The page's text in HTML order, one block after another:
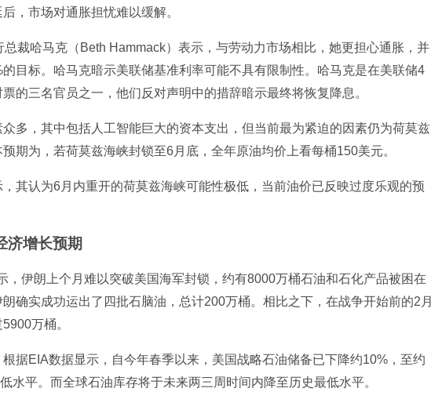
，市场对通胀担忧难以缓解。
裁哈马克（Beth Hammack）表示，与劳动力市场相比，她更担心通胀，并
目标。哈马克暗示美联储基准利率可能不具有限制性。哈马克是在美联储4
的三名官员之一，他们反对声明中的措辞暗示最终将恢复降息。
多，其中包括人工智能巨大的资本支出，但当前最为紧迫的因素仍为荷莫兹
期为，若荷莫兹海峡封锁至6月底，全年原油均价上看每桶150美元。
其认为6月内重开的荷莫兹海峡可能性极低，当前油价已反映过度乐观的预
济增长预期
，伊朗上个月难以突破美国海军封锁，约有8000万桶石油和石化产品被困在
确实成功运出了四批石脑油，总计200万桶。相比之下，在战争开始前的2月
万桶。
据EIA数据显示，自今年春季以来，美国战略石油储备已下降约10%，至约
水平。而全球石油库存将于未来两三周时间内降至历史最低水平。